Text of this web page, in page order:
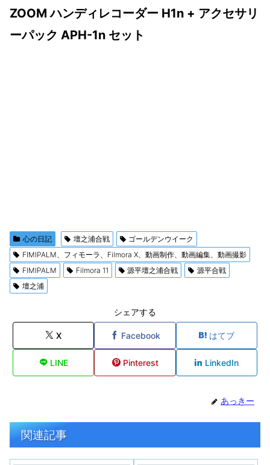
ZOOM ハンディレコーダー H1n + アクセサリ
ーパック APH-1n セット
心の日記 壇之浦合戦
ゴールデンウイーク
FIMIPALM、フィモーラ、Filmora X、動画制作、動画編集、動画撮影
FIMIPALM
Filmora 11 源平壇之浦合戦
源平合戦
壇之浦
シェアする
X Facebook はてブ
LINE Pinterest LinkedIn
あっきー
関連記事